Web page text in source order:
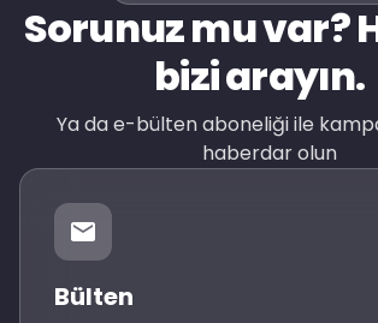
Sorunuz mu var?
bizi arayın.
Ya da e-bülten aboneliği ile
haberdar olun
Bülten